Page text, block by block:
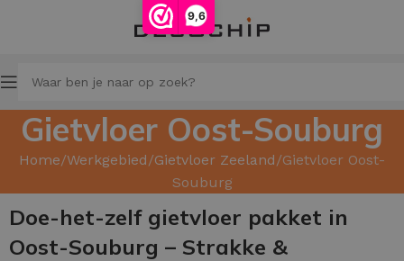
9,6
Gietvloer Oost-Souburg
Home Werkgebied Gietvloer Zeeland Gietvloer Oost-
Souburg
Doe-het-zelf gietvloer pakket in
Oost-Souburg – Strakke &